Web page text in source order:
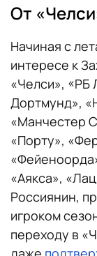
От
Начиная с
интересе к
«Челси», «РБ
Дортмунд»,
«Манчестер
«Порту»,
«Аякса»,
Россиянин,
игроком
переходу в